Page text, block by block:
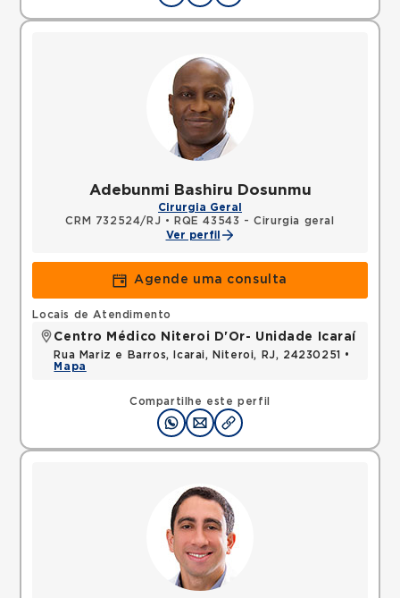
Adebunmi Bashiru Dosunmu
Cirurgia Geral
CRM 732524/RJ •
RQE 43543 - Cirurgia geral
Ver perfil
Agende uma consulta
Compartilhe este perfil
Locais de Atendimento
Centro Médico Niteroi D'Or- Unidade Icaraí
Rua Mariz e Barros, Icarai, Niteroi, RJ, 24230251 •
Mapa